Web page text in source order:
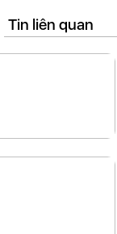
Tin liên quan